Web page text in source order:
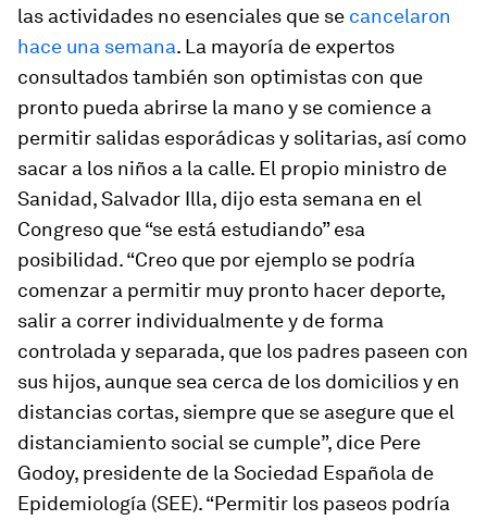
las actividades no esenciales que se cancelaron
hace una semana. La mayoría de expertos
consultados también son optimistas con que
pronto pueda abrirse la mano y se comience a
permitir salidas esporádicas y solitarias, así como
sacar a los niños a la calle. El propio ministro de
Sanidad, Salvador Illa, dijo esta semana en el
Congreso que “se está estudiando” esa
posibilidad. “Creo que por ejemplo se podría
comenzar a permitir muy pronto hacer deporte,
salir a correr individualmente y de forma
controlada y separada, que los padres paseen con
sus hijos, aunque sea cerca de los domicilios y en
distancias cortas, siempre que se asegure que el
distanciamiento social se cumple”, dice Pere
Godoy, presidente de la Sociedad Española de
Epidemiología (SEE). “Permitir los paseos podría